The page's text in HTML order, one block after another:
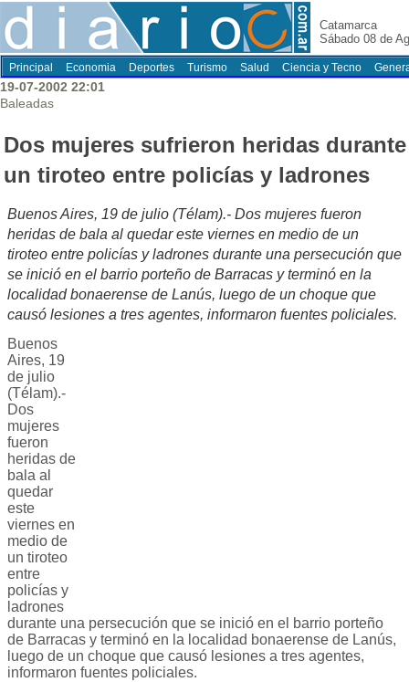
Catamarca
Sábado 08 de
Principal Economia Deportes Turismo Salud Ciencia y Tecno
19-07-2002 22:01
Baleadas
Dos mujeres sufrieron heridas durante
un tiroteo entre policías y ladrones
Buenos Aires, 19 de julio (Télam).- Dos mujeres fueron
heridas de bala al quedar este viernes en medio de un
tiroteo entre policías y ladrones durante una persecución que
se inició en el barrio porteño de Barracas y terminó en la
localidad bonaerense de Lanús, luego de un choque que
causó lesiones a tres agentes, informaron fuentes policiales.
Buenos
Aires, 19
de julio
(Télam).-
Dos
mujeres
fueron
heridas de
bala al
quedar
este
viernes en
medio de
un tiroteo
entre
policías y
ladrones
durante una persecución que se inició en el barrio porteño
de Barracas y terminó en la localidad bonaerense de Lanús,
luego de un choque que causó lesiones a tres agentes,
informaron fuentes policiales.